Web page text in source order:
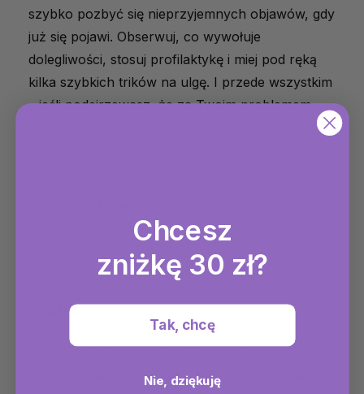
szybko pozbyć się nieprzyjemnych objawów, gdy
już się pojawi. Obserwuj, co wywołuje
dolegliwości, stosuj profilaktykę i miej pod ręką
kilka szybkich trików na ulgę. I przede wszystkim
– jeśli podejrzewasz, że za Twoim problemem
może kryć się coś więcej niż tylko obfita kolacja,
żołądek był spokojny nawet po świątecznej
Źródła
https://www.doz.pl/czytelnia/a15086-
Zgaga__przyczyny_objawy_leczenie_domo
Chcesz
zniżkę 30 zł?
Tak, chcę
Nie, dziękuję